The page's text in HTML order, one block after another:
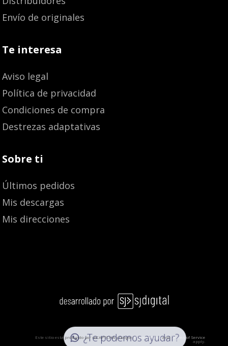
Envío de originales
Te interesa
Aviso legal
Política de privacidad
Condiciones de compra
Destrezas adaptativas
Sobre ti
Últimos pedidos
Mis descargas
Mis direcciones
¿Te podemos ayudar?
Este sitio está protegido por reCAPTCHA y Google:Privacy Policyand Terms of Service
apply.